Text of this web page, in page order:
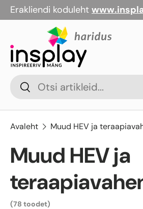
Jäta vahele
Erakliendi koduleht
OtsiOtsi
Avaleht Muud HEV ja
Muud HEV ja
(78 toodet)